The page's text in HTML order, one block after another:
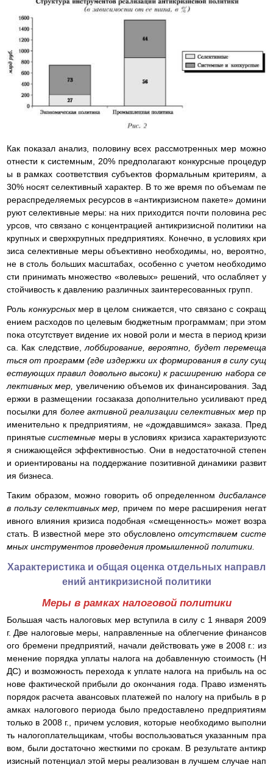
Как показал анализ, половину всех рассмотренных мер можно
отнести к системным, 20% предполагают конкурсные процедур
ы в рамках соответствия субъектов формальным критериям, а
30% носят селективный характер. В то же время по объемам пе
рераспределяемых ресурсов в «антикризисном пакете» домини
руют селективные меры: на них приходится почти половина рес
урсов, что связано с концентрацией антикризисной политики на
крупных и сверхкрупных предприятиях. Конечно, в условиях кри
зиса селективные меры объективно необходимы, но, вероятно,
не в столь больших масштабах, особенно с учетом необходимо
сти принимать множество «волевых» решений, что ослабляет у
стойчивость к давлению различных заинтересованных групп.
Роль конкурсных мер в целом снижается, что связано с сокращ
ением расходов по целевым бюджетным программам; при этом
пока отсутствует видение их новой роли и места в период кризи
са. Как следствие, лоббирование, вероятно, будет перемеща
ться от программ (где издержки их формирования в силу сущ
ествующих правил довольно высоки) к расширению набора се
лективных мер, увеличению объемов их финансирования. Зад
ержки в размещении госзаказа дополнительно усиливают пред
посылки для более активной реализации селективных мер пр
именительно к предприятиям, не «дождавшимся» заказа. Пред
принятыесистемные меры в условиях кризиса характеризуютс
я снижающейся эффективностью. Они в недостаточной степен
и ориентированы на поддержание позитивной динамики развит
ия бизнеса.
Таким образом, можно говорить об определенном дисбалансе
в пользу селективных мер, причем по мере расширения негат
ивного влияния кризиса подобная «смещенность» может возра
стать. В известной мере это обусловленоотсутствием систе
мных инструментов проведения промышленной политики.
Характеристика и общая оценка отдельных направл
ений антикризисной политики
Меры в рамках налоговой политики
Большая часть налоговых мер вступила в силу с 1 января 2009
г. Две налоговые меры, направленные на облегчение финансов
ого бремени предприятий, начали действовать уже в 2008 г.: из
менение порядка уплаты налога на добавленную стоимость (Н
ДС) и возможность перехода к уплате налога на прибыль на ос
нове фактической прибыли до окончания года. Право изменять
порядок расчета авансовых платежей по налогу на прибыль в р
амках налогового периода было предоставлено предприятиям
только в 2008 г., причем условия, которые необходимо выполни
ть налогоплательщикам, чтобы воспользоваться указанным пра
вом, были достаточно жесткими по срокам. В результате антикр
изисный потенциал этой меры реализован в лучшем случае нап